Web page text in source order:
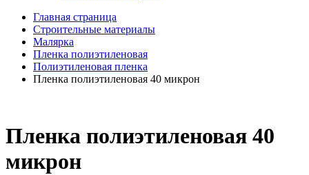
Главная страница
Строительные материалы
Малярка
Пленка полиэтиленовая
Полиэтиленовая пленка
Пленка полиэтиленовая 40 микрон
Пленка полиэтиленовая 40
микрон